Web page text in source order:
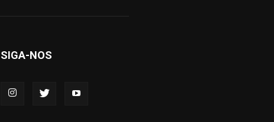
SIGA-NOS